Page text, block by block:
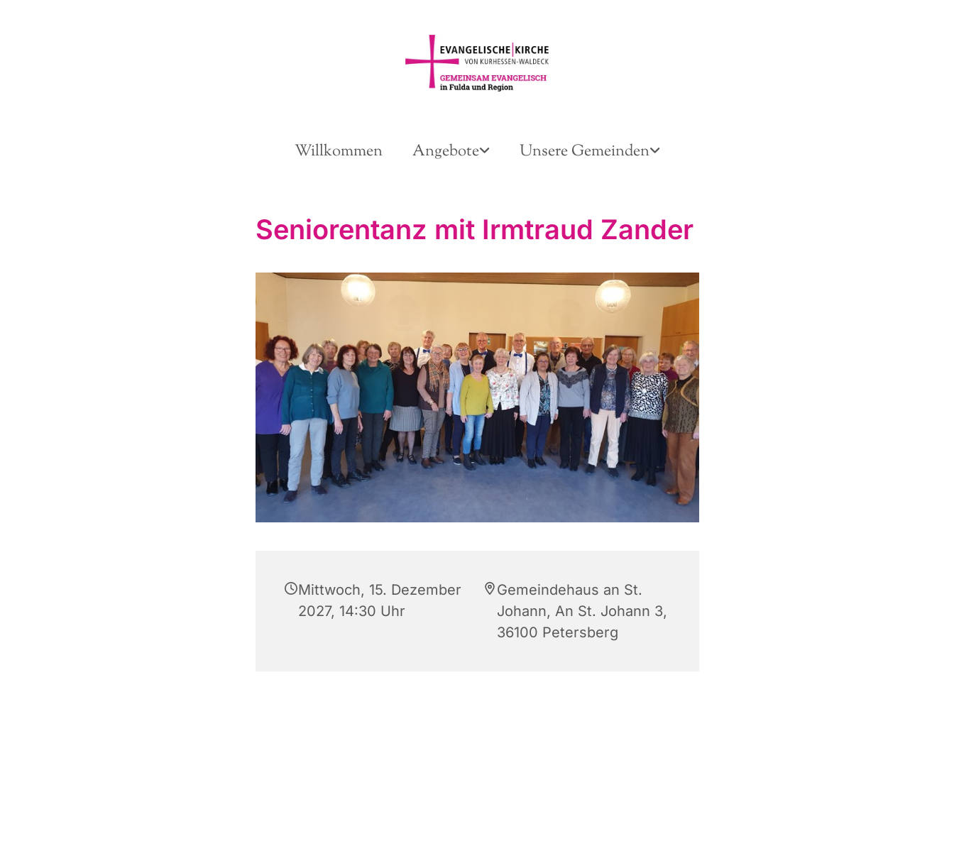
Willkommen Angebote Unsere Gemeinden
Seniorentanz mit Irmtraud Zander
Mittwoch, 15. Dezember
2027, 14:30 Uhr
Gemeindehaus an St.
Johann, An St. Johann 3,
36100 Petersberg